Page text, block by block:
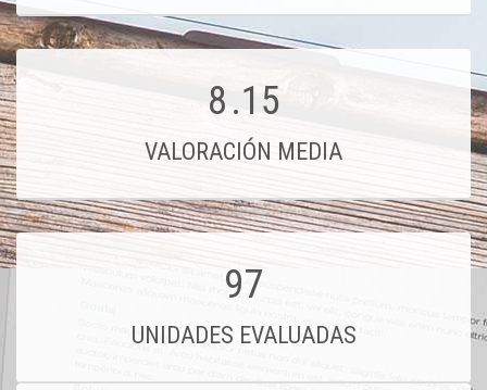
8.15
VALORACIÓN MEDIA
97
UNIDADES EVALUADAS